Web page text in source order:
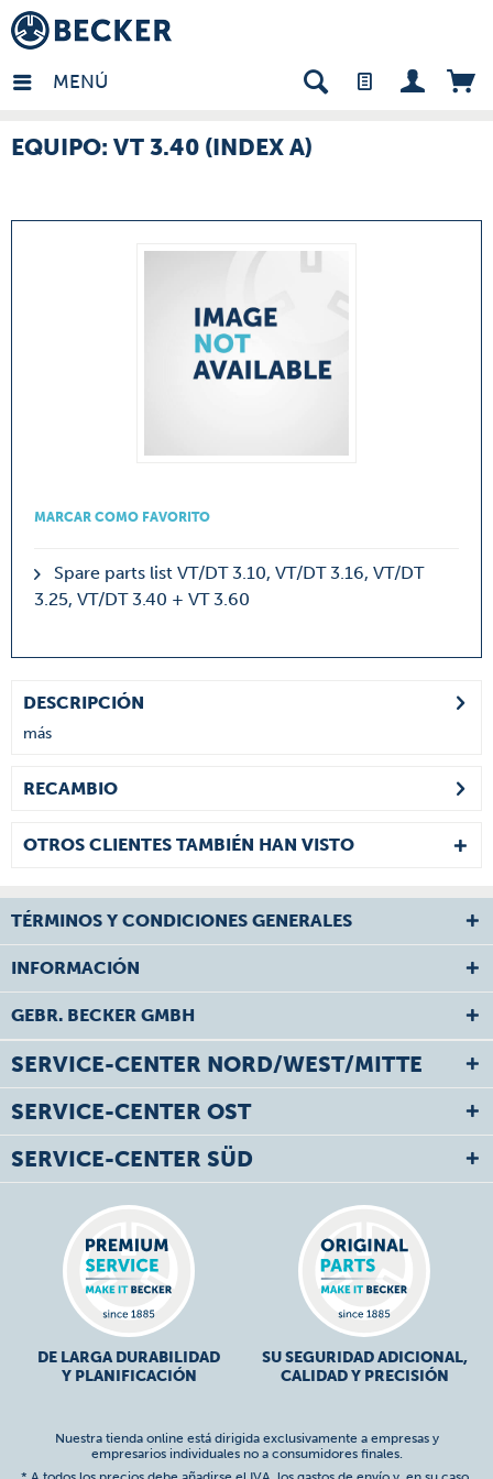
MENÚ
- ES
EQUIPO: VT 3.40 (INDEX A)
MARCAR COMO FAVORITO
Spare parts list VT/DT 3.10, VT/DT 3.16, VT/DT
3.25, VT/DT 3.40 + VT 3.60
DESCRIPCIÓN
más
RECAMBIO
OTROS CLIENTES TAMBIÉN HAN VISTO
TÉRMINOS Y CONDICIONES GENERALES
INFORMACIÓN
GEBR. BECKER GMBH
SERVICE-CENTER NORD/WEST/MITTE
SERVICE-CENTER OST
SERVICE-CENTER SÜD
DE LARGA DURABILIDAD
Y PLANIFICACIÓN
SU SEGURIDAD ADICIONAL,
CALIDAD Y PRECISIÓN
Nuestra tienda online está dirigida exclusivamente a empresas y
empresarios individuales no a consumidores finales.